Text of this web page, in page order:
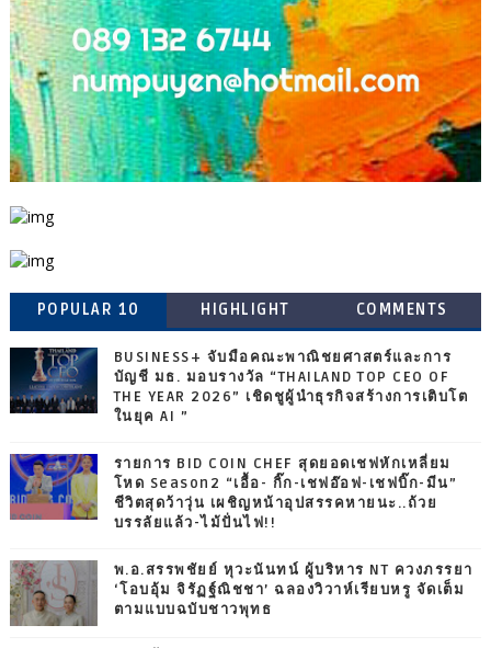
POPULAR 10 HIGHLIGHT COMMENTS
BUSINESS+ จับมือคณะพาณิชยศาสตร์และการ
บัญชี มธ. มอบรางวัล “THAILAND TOP CEO OF
THE YEAR 2026” เชิดชูผู้นำธุรกิจสร้างการเติบโต
ในยุค AI ”
รายการ BID COIN CHEF สุดยอดเชฟหักเหลี่ยม
โหด Season2 “เอื้อ- กิ๊ก-เชฟอ๊อฟ-เชฟบิ๊ก-มีน”
ชีวิตสุดว้าวุ่น เผชิญหน้าอุปสรรคหายนะ..ถ้วย
บรรลัยแล้ว-ไม้ปั่นไฟ!!
พ.อ.สรรพชัยย์ หุวะนันทน์ ผู้บริหาร NT ควงภรรยา
‘โอบอุ้ม จิรัฏฐ์ณิชชา’ ฉลองวิวาห์เรียบหรู จัดเต็ม
ตามแบบฉบับชาวพุทธ